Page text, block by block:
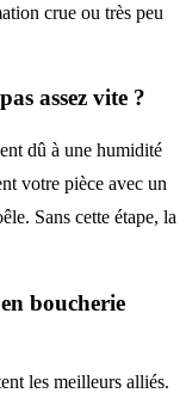
crue ou très peu
assez vite ?
dû à une humidité
votre pièce avec un
Sans cette étape, la
boucherie
les meilleurs alliés.